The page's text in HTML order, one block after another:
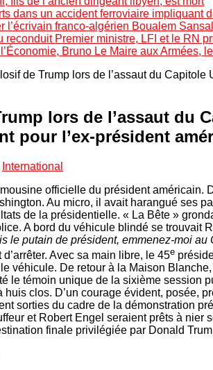
dans un accident ferroviaire impliquant
l’écrivain franco-algérien Boualem Sansal
reconduit Premier ministre, LFI et le RN
Bruno Le Maire aux Armées,
de Trump lors de l’assaut du
lors de l’assaut du
pour l’ex-président
International
officielle du président américain.
Au micro, il avait harangué ses
de la présidentielle. « La Bête »
A bord du véhicule blindé se trouvait
le putain de président, emmenez-­moi au
Avec sa main libre, le 45e
le véhicule. De retour à la Maison
le témoin unique de la sixième session
huis clos. D’un courage évident, posée,
sorties du cadre de la démonstration
et Robert Engel seraient prêts à
finale privilégiée par Donald